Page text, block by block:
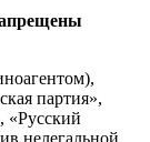
партия»,
«Русский